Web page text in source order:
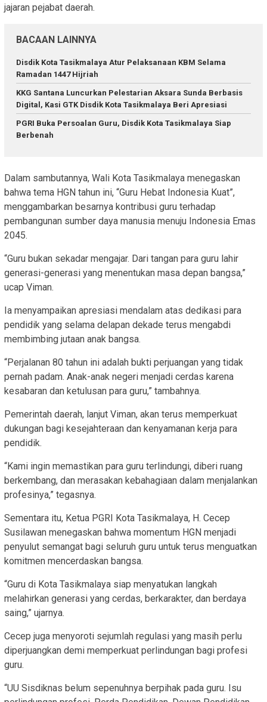
jajaran pejabat daerah.
BACAAN LAINNYA
Disdik Kota Tasikmalaya Atur Pelaksanaan KBM Selama
Ramadan 1447 Hijriah
KKG Santana Luncurkan Pelestarian Aksara Sunda Berbasis
Digital, Kasi GTK Disdik Kota Tasikmalaya Beri Apresiasi
PGRI Buka Persoalan Guru, Disdik Kota Tasikmalaya Siap
Berbenah
Dalam sambutannya, Wali Kota Tasikmalaya menegaskan
bahwa tema HGN tahun ini, “Guru Hebat Indonesia Kuat”,
menggambarkan besarnya kontribusi guru terhadap
pembangunan sumber daya manusia menuju Indonesia Emas
2045.
“Guru bukan sekadar mengajar. Dari tangan para guru lahir
generasi-generasi yang menentukan masa depan bangsa,”
ucap Viman.
Ia menyampaikan apresiasi mendalam atas dedikasi para
pendidik yang selama delapan dekade terus mengabdi
membimbing jutaan anak bangsa.
“Perjalanan 80 tahun ini adalah bukti perjuangan yang tidak
pernah padam. Anak-anak negeri menjadi cerdas karena
kesabaran dan ketulusan para guru,” tambahnya.
Pemerintah daerah, lanjut Viman, akan terus memperkuat
dukungan bagi kesejahteraan dan kenyamanan kerja para
pendidik.
“Kami ingin memastikan para guru terlindungi, diberi ruang
berkembang, dan merasakan kebahagiaan dalam menjalankan
profesinya,” tegasnya.
Sementara itu, Ketua PGRI Kota Tasikmalaya, H. Cecep
Susilawan menegaskan bahwa momentum HGN menjadi
penyulut semangat bagi seluruh guru untuk terus menguatkan
komitmen mencerdaskan bangsa.
“Guru di Kota Tasikmalaya siap menyatukan langkah
melahirkan generasi yang cerdas, berkarakter, dan berdaya
saing,” ujarnya.
Cecep juga menyoroti sejumlah regulasi yang masih perlu
diperjuangkan demi memperkuat perlindungan bagi profesi
guru.
“UU Sisdiknas belum sepenuhnya berpihak pada guru. Isu